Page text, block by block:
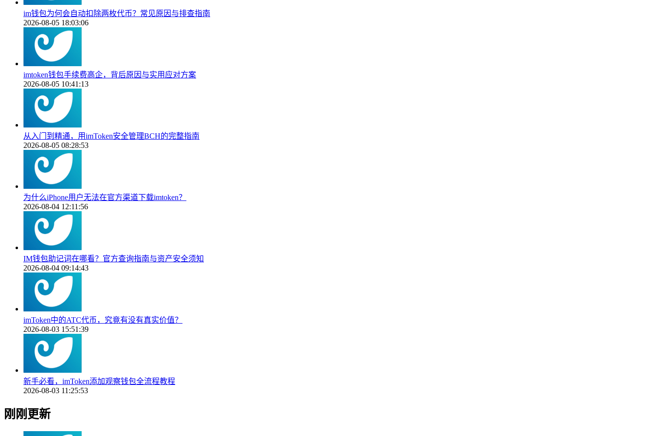
im钱包为何会自动扣除两枚代币？常见原因与排查指南
2026-08-05 18:03:06
imtoken钱包手续费高企，背后原因与实用应对方案
2026-08-05 10:41:13
从入门到精通，用imToken安全管理BCH的完整指南
2026-08-05 08:28:53
为什么iPhone用户无法在官方渠道下载imtoken？
2026-08-04 12:11:56
IM钱包助记词在哪看？官方查询指南与资产安全须知
2026-08-04 09:14:43
imToken中的ATC代币，究竟有没有真实价值？
2026-08-03 15:51:39
新手必看，imToken添加观察钱包全流程教程
2026-08-03 11:25:53
刚刚更新